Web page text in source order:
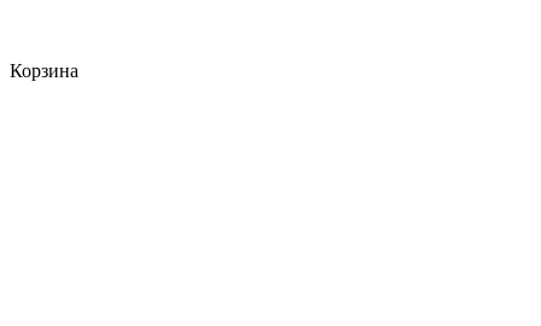
Корзина